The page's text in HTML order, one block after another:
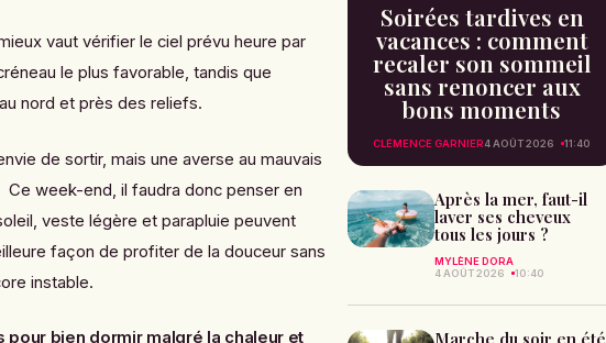
vaut vérifier le ciel prévu heure par
le plus favorable, tandis que
nord et près des reliefs.
de sortir, mais une averse au mauvais
week-end, il faudra donc penser en
veste légère et parapluie peuvent
façon de profiter de la douceur sans
instable.
pour bien dormir malgré la chaleur et
Soirées tardives en
vacances : comment
recaler son sommeil
sans renoncer aux
bons moments
CLÉMENCE GARNIER4 AOÛT 2026 11:40
Après la mer, faut-il
laver ses cheveux
tous les jours ?
MYLÈNE DORA
4 AOÛT 2026
10:40